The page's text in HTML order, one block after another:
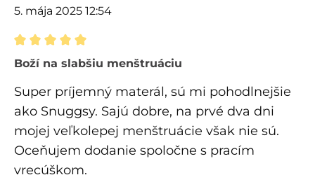
5. mája 2025 12:54
Recenzia s hodnotením 5 z 5 hviezdičiek
Boží na slabšiu menštruáciu
Super príjemný materál, sú mi pohodlnejšie
ako Snuggsy. Sajú dobre, na prvé dva dni
mojej veľkolepej menštruácie však nie sú.
Oceňujem dodanie spoločne s pracím
vrecúškom.